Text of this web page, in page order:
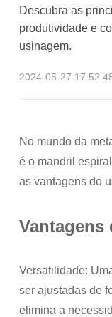
Descubra as
produtividade e
usinagem.
2024-05-27
No mundo da
é o mandril
as vantagens do
Vantagens
Versatilidade:
ser ajustadas de
elimina a